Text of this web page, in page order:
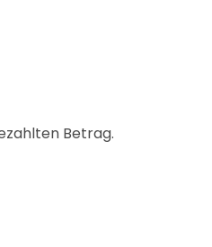
Betrag.